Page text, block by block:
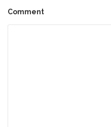
Comment